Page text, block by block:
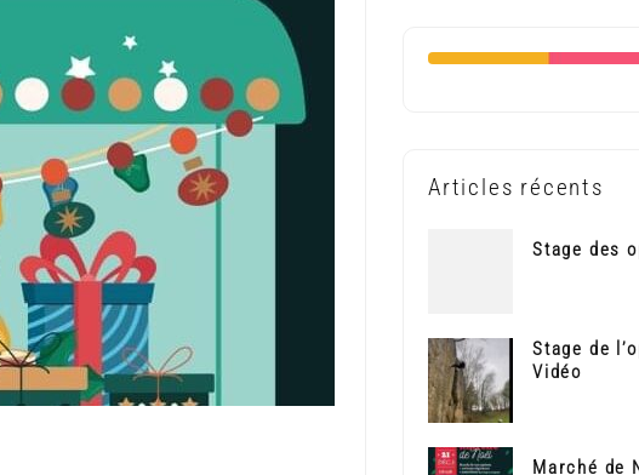
Articles récents
Stage des
Stage de
Vidéo
Marché de